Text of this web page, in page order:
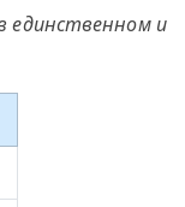
единственном и